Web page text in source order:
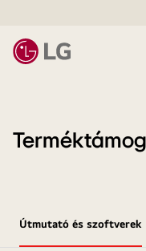
Útmutató és szoftverek